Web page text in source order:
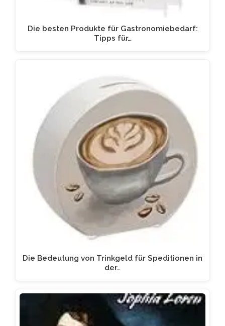
Die besten Produkte für Gastronomiebedarf:
Tipps für…
Die Bedeutung von Trinkgeld für Speditionen in
der…